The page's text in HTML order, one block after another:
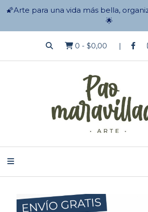
🌠Arte para una vida más bella,
🌟
0 - $0,00